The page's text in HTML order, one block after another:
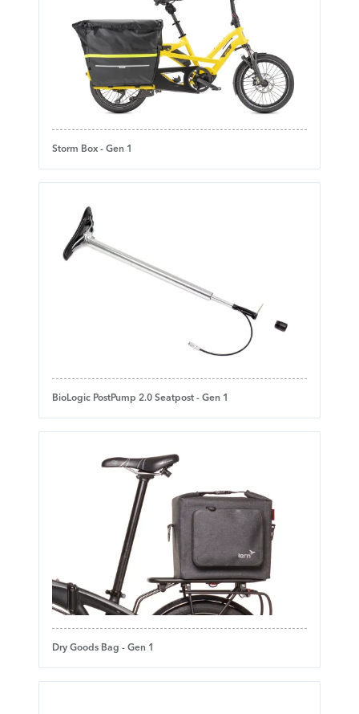
Storm Box - Gen 1
BioLogic PostPump 2.0 Seatpost - Gen 1
Dry Goods Bag - Gen 1